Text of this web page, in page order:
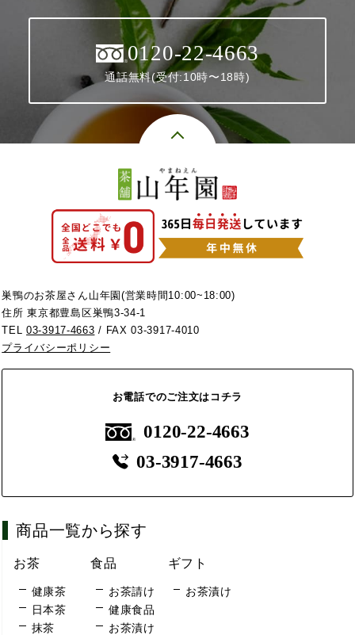
0120-22-4663
通話無料(受付:10時〜18時)
巣鴨のお茶屋さん山年園(営業時間10:00~18:00)
住所 東京都豊島区巣鴨3-34-1
TEL03-3917-4663 / FAX 03-3917-4010
プライバシーポリシー
お電話でのご注文はコチラ
0120-22-4663
03-3917-4663
商品一覧から探す
お茶
健康茶
日本茶
抹茶
食品
お茶請け
健康食品
お茶漬け
ギフト
お茶漬け